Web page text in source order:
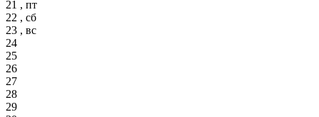
21 , пт
22 , сб
23 , вс
24
25
26
27
28
29